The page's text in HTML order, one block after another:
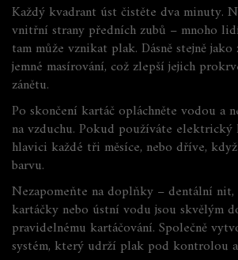
Každý kvadrant úst čistěte dva minuty.
vnitřní strany předních zubů – mnoho
tam může vznikat plak. Dásně stejně
jemné masírování, což zlepší jejich
zánětu.
Po skončení kartáč opláchněte vodou a
na vzduchu. Pokud používáte elektrický
hlavici každé tři měsíce, nebo dříve,
barvu.
Nezapomeňte na doplňky – dentální nit,
kartáčky nebo ústní vodu jsou skvělým
pravidelnému kartáčování. Společně
systém, který udrží plak pod kontrolou